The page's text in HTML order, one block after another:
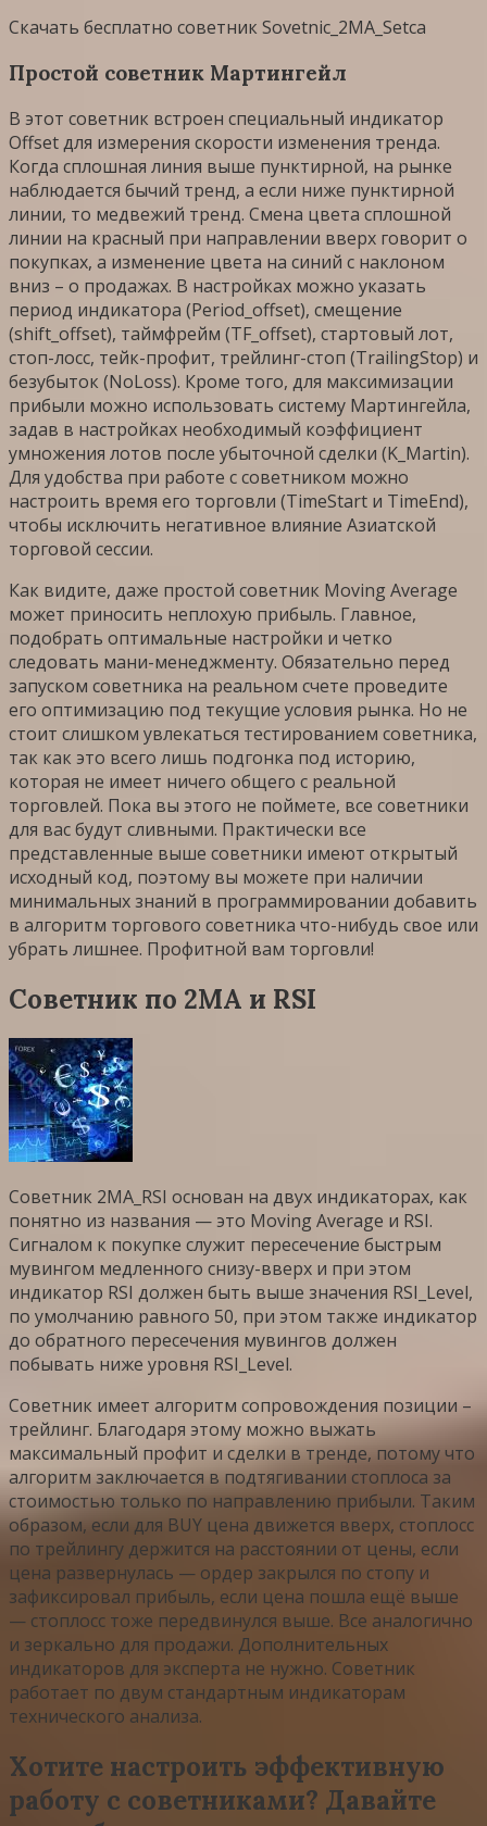
Скачать бесплатно советник Sovetnic_2MA_Setca
Простой советник Мартингейл
В этот советник встроен специальный индикатор
Offset для измерения скорости изменения тренда.
Когда сплошная линия выше пунктирной, на рынке
наблюдается бычий тренд, а если ниже пунктирной
линии, то медвежий тренд. Смена цвета сплошной
линии на красный при направлении вверх говорит о
покупках, а изменение цвета на синий с наклоном
вниз – о продажах. В настройках можно указать
период индикатора (Period_offset), смещение
(shift_offset), таймфрейм (TF_offset), стартовый лот,
стоп-лосс, тейк-профит, трейлинг-стоп (TrailingStop) и
безубыток (NoLoss). Кроме того, для максимизации
прибыли можно использовать систему Мартингейла,
задав в настройках необходимый коэффициент
умножения лотов после убыточной сделки (K_Martin).
Для удобства при работе с советником можно
настроить время его торговли (TimeStart и TimeEnd),
чтобы исключить негативное влияние Азиатской
торговой сессии.
Как видите, даже простой советник Moving Average
может приносить неплохую прибыль. Главное,
подобрать оптимальные настройки и четко
следовать мани-менеджменту. Обязательно перед
запуском советника на реальном счете проведите
его оптимизацию под текущие условия рынка. Но не
стоит слишком увлекаться тестированием советника,
так как это всего лишь подгонка под историю,
которая не имеет ничего общего с реальной
торговлей. Пока вы этого не поймете, все советники
для вас будут сливными. Практически все
представленные выше советники имеют открытый
исходный код, поэтому вы можете при наличии
минимальных знаний в программировании добавить
в алгоритм торгового советника что-нибудь свое или
убрать лишнее. Профитной вам торговли!
Советник по 2MA и RSI
Советник 2MA_RSI основан на двух индикаторах, как
понятно из названия — это Moving Average и RSI.
Сигналом к покупке служит пересечение быстрым
мувингом медленного снизу-вверх и при этом
индикатор RSI должен быть выше значения RSI_Level,
по умолчанию равного 50, при этом также индикатор
до обратного пересечения мувингов должен
побывать ниже уровня RSI_Level.
Советник имеет алгоритм сопровождения позиции –
трейлинг. Благодаря этому можно выжать
максимальный профит и сделки в тренде, потому что
алгоритм заключается в подтягивании стоплоса за
стоимостью только по направлению прибыли. Таким
образом, если для BUY цена движется вверх, стоплосс
по трейлингу держится на расстоянии от цены, если
цена развернулась — ордер закрылся по стопу и
зафиксировал прибыль, если цена пошла ещё выше
— стоплосс тоже передвинулся выше. Все аналогично
и зеркально для продажи. Дополнительных
индикаторов для эксперта не нужно. Советник
работает по двум стандартным индикаторам
технического анализа.
Хотите настроить эффективную
работу с советниками? Давайте